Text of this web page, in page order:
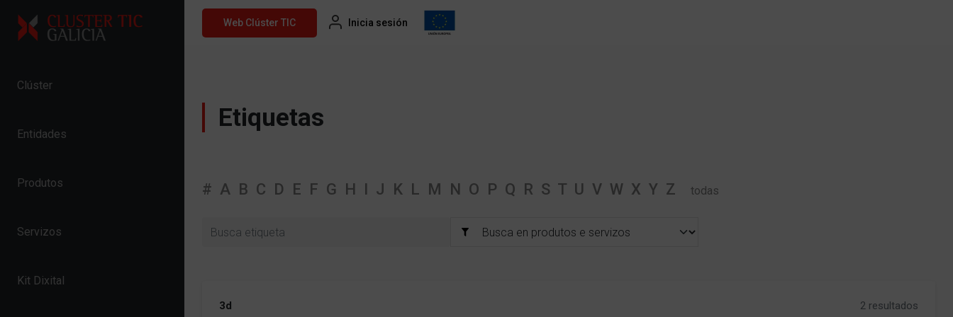
Skip to content
Clúster
Entidades
Produtos
Servizos
Kit Dixital
Web Clúster TIC Inicia sesión
Etiquetas
# A B C D E F G H I J K L M N O P Q R S T U V W X Y Z todas
3d 2 resultados